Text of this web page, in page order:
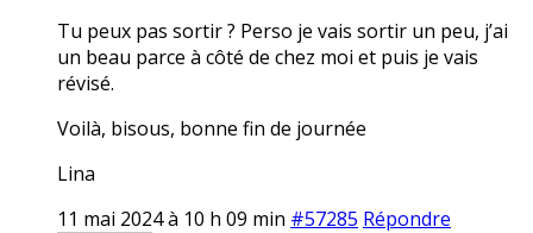
Tu peux pas sortir ? Perso je vais sortir un peu, j’ai
un beau parce à côté de chez moi et puis je vais
révisé.
Voilà, bisous, bonne fin de journée
Lina
11 mai 2024 à 10 h 09 min #57285 Répondre